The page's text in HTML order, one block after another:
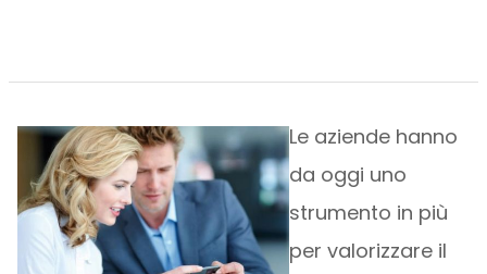
Le aziende hanno
da oggi uno
strumento in più
per valorizzare il